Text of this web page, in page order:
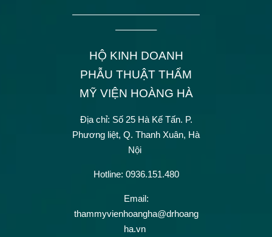
——————————————
————–
HỘ KINH DOANH
PHẪU THUẬT THẨM
MỸ VIỆN HOÀNG HÀ
Địa chỉ: Số 25 Hà Kế Tấn. P.
Phương liệt, Q. Thanh Xuân, Hà
Nội
Hotline: 0936.151.480
Email:
thammyvienhoangha@drhoang
ha.vn